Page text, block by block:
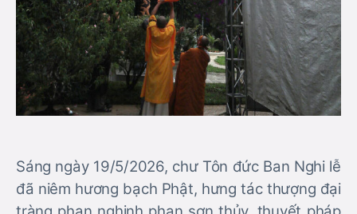
Sáng ngày 19/5/2026, chư Tôn đức Ban Nghi lễ
đã niêm hương bạch Phật, hưng tác thượng đại